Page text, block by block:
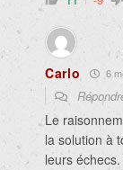
Carlo 6
Le
la solution à
leurs